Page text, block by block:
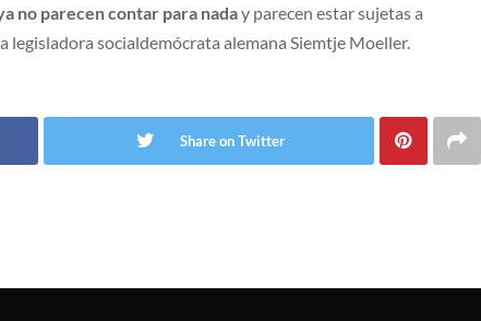
no parecen contar para naday parecen estar sujetas a
legisladora socialdemócrata alemana Siemtje Moeller.
Share on Twitter